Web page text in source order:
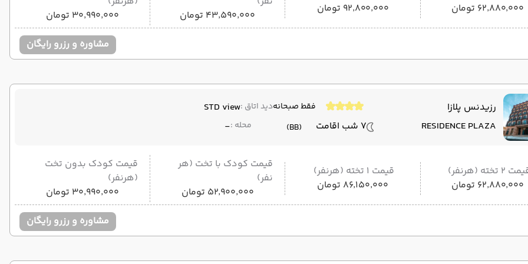
۶۲٬۸۸۰٬۰۰۰ تومان
۹۲٬۸۰۰٬۰۰۰ تومان
۴۳٬۵۹۰٬۰۰۰ تومان
۳۰٬۹۹۰٬۰۰۰ تومان
مشاوره و رزرو رایگان
رزیدنس پلازا
RESIDENCE PLAZA
7 شب اقامت
فقط صبحانه
(BB)
دید اتاق :STD view
محله :-
2 تخته (هرنفر)
۶۲٬۸۸۰٬۰۰۰ تومان
قیمت 1 تخته (هرنفر)
۸۶٬۱۵۰٬۰۰۰ تومان
قیمت کودک با تخت (هر
نفر)
۵۲٬۹۰۰٬۰۰۰ تومان
قیمت کودک بدون تخت
(هرنفر)
۳۰٬۹۹۰٬۰۰۰ تومان
مشاوره و رزرو رایگان